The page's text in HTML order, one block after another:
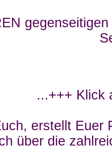
...+++ Klick
erstellt Euer
über die